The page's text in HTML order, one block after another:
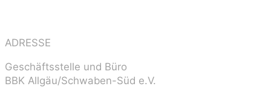
ADRESSE
Geschäftsstelle und Büro
BBK Allgäu/Schwaben-Süd e.V.